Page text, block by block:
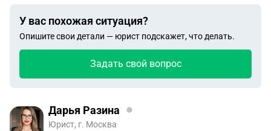
У вас похожая ситуация?
Опишите свои детали — юрист подскажет, что делать.
Задать свой вопрос
Дарья Разина
Юрист, г. Москва